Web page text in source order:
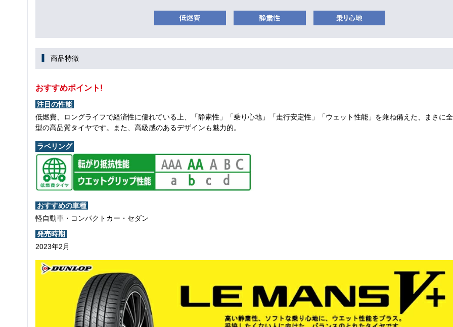
商品特徴
おすすめポイント!
注目の性能
低燃費、ロングライフで経済性に優れている上、「静粛性」「乗り心地」「走行安定性」「ウェット性能」を兼ね備えた、まさに
型の高品質タイヤです。また、高級感のあるデザインも魅力的。
ラベリング
おすすめの車種
軽自動車・コンパクトカー・セダン
発売時期
2023年2月